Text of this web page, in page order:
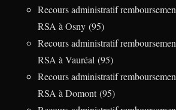
Recours administratif
RSA à Osny (95)
Recours administratif
RSA à Vauréal (95)
Recours administratif
RSA à Domont (95)